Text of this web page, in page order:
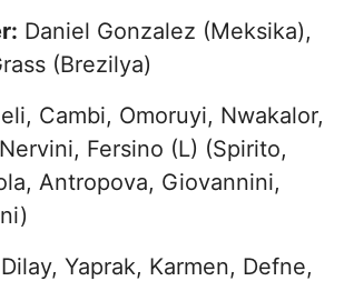
Daniel Gonzalez (Meksika),
(Brezilya)
Cambi, Omoruyi, Nwakalor,
Fersino (L) (Spirito,
Antropova, Giovannini,
Dilay, Yaprak, Karmen, Defne,